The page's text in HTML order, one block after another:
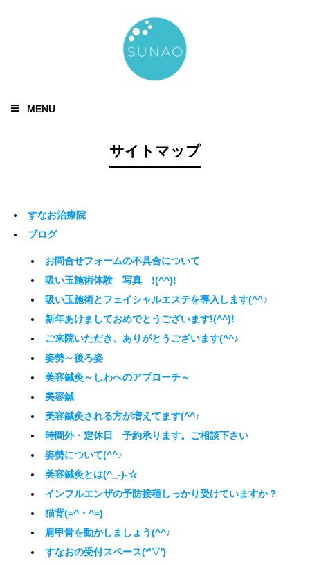
MENU
サイトマップ
すなお治療院
ブログ
お問合せフォームの不具合について
吸い玉施術体験 写真 !(^^)!
吸い玉施術とフェイシャルエステを導入します(^^♪
新年あけましておめでとうございます!(^^)!
ご来院いただき、ありがとうございます(^^♪
姿勢～後ろ姿
美容鍼灸～しわへのアプローチ～
美容鍼
美容鍼灸される方が増えてます(^^♪
時間外・定休日 予約承ります。ご相談下さい
姿勢について(^^♪
美容鍼灸とは(^_-)-☆
インフルエンザの予防接種しっかり受けていますか？
猫背(=^・^=)
肩甲骨を動かしましょう(^^♪
すなおの受付スペース(*'▽')